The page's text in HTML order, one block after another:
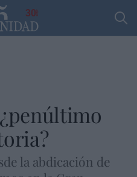
30
la abdicación de